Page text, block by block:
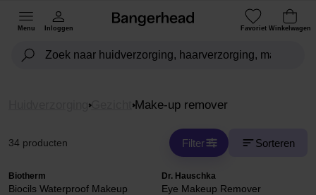
Menu Inloggen Favoriet Winkelwagen
Gezicht Make-up remover
34 producten Filter Sorteren
Biotherm
Biocils Waterproof Makeup
Dr. Hauschka
Eye Makeup Remover